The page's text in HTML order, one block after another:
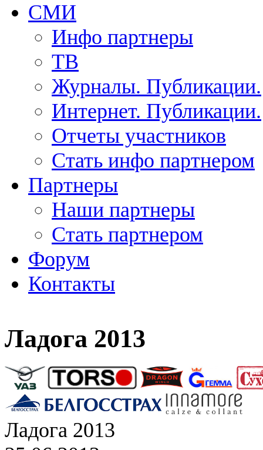
СМИ
Инфо партнеры
ТВ
Журналы. Публикации.
Интернет. Публикации.
Отчеты участников
Стать инфо партнером
Партнеры
Наши партнеры
Стать партнером
Форум
Контакты
Ладога 2013
Ладога 2013